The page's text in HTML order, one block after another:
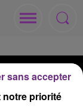
notre priorité
sans accepter